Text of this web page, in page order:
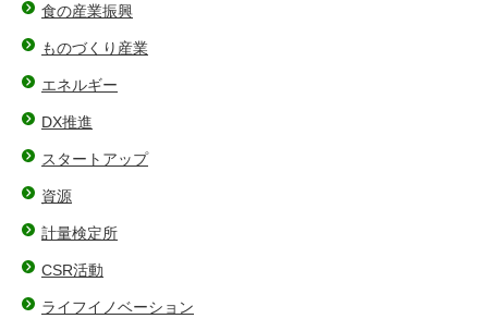
食の産業振興
ものづくり産業
エネルギー
DX推進
スタートアップ
資源
計量検定所
CSR活動
ライフイノベーション